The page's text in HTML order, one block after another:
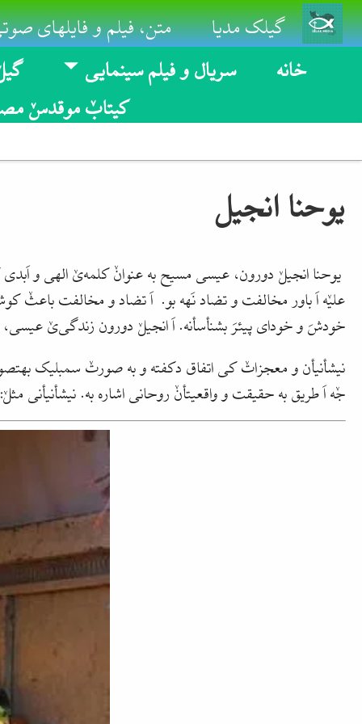
Skip to main content
گیلک مدیا
متن، فیلم و فایلهای
خانه
سریال و فیلم سینمایی
کیتابٚ موقدسٚ
یوحنا انجیل
یوحنا انجیلٚ دورون، عیسی مسیح به عنوانٚ کلمه‌یٚ الهی و
علیٚه اَ باور مخالفت و تضاد نَهه بو. اَ تضاد و مخالفت باعثٚ
خودشَ و خودای پیئرَ بشنأسأنه. اَ انجیلٚ دورون زندگی‌یٚ
نیشأنیأن و معجزاتٚ کی اتفاق دکفته و به صورتٚ سمبلیک
جٚه اَ طریق به حقیقت و واقعیتأنٚ روحانی اشاره به. نیشأنیأنی